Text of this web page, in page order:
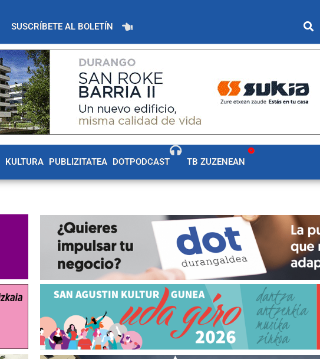
SUSCRÍBETE AL BOLETÍN
KULTURA PUBLIZITATEA DOTPODCAST TB ZUZENEAN